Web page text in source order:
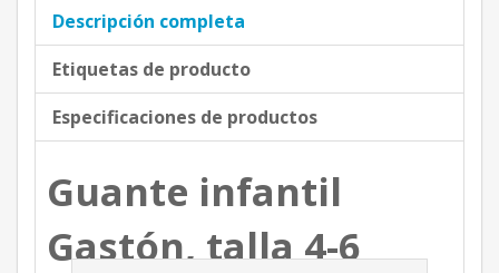
Descripción completa
Etiquetas de producto
Especificaciones de productos
Guante infantil
Gastón, talla 4-6